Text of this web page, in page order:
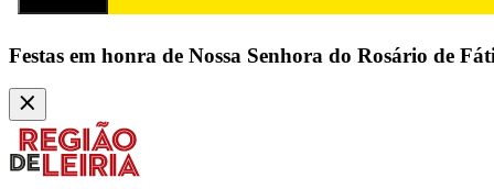
Festas em honra de Nossa Senhora do Rosário de